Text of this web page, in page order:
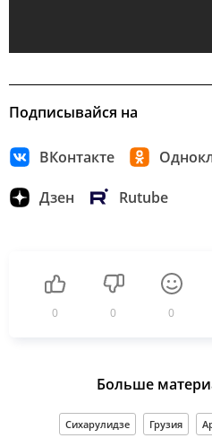
Подписывайся на
ВКонтакте
Дзен Rutube
0 0 0
Больше
Сихарулидзе Грузия